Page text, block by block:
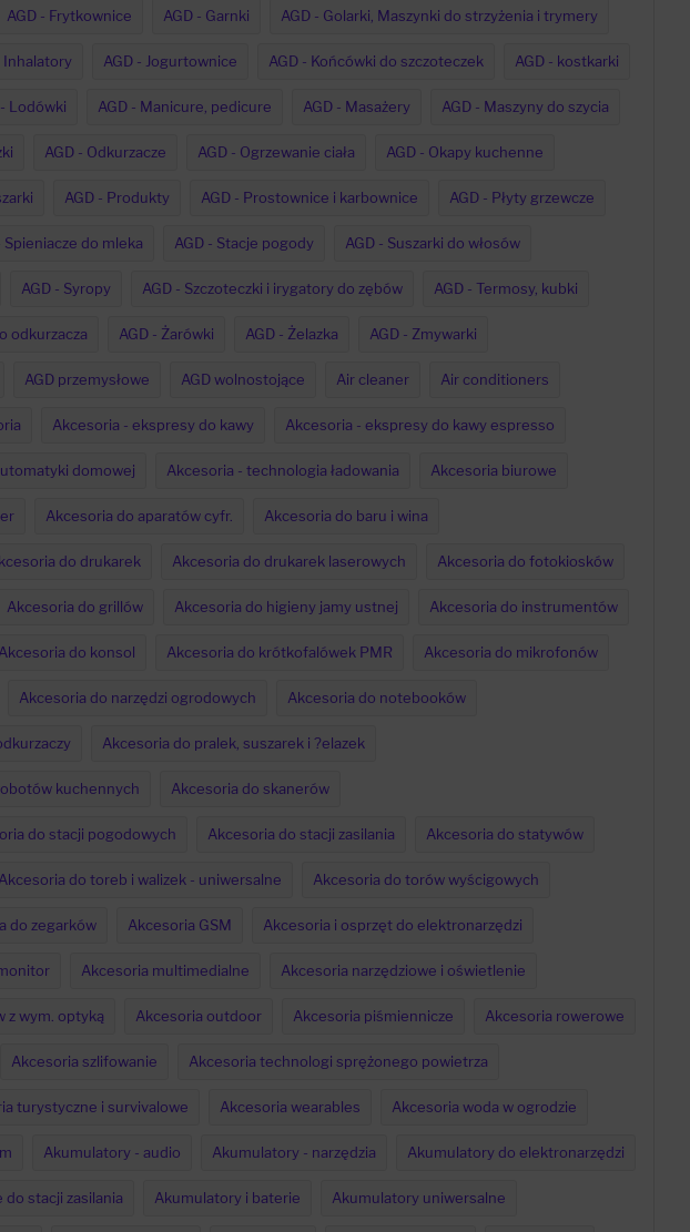
AGD - Frytkownice AGD - Garnki AGD - Golarki, Maszynki do strzyżenia i trymery
Inhalatory AGD - Jogurtownice AGD - Końcówki do szczoteczek AGD - kostkarki
Lodówki AGD - Manicure, pedicure AGD - Masażery AGD - Maszyny do szycia
AGD - Odkurzacze AGD - Ogrzewanie ciała AGD - Okapy kuchenne
AGD - Produkty AGD - Prostownice i karbownice AGD - Płyty grzewcze
Spieniacze do mleka AGD - Stacje pogody AGD - Suszarki do włosów
AGD - Syropy AGD - Szczoteczki i irygatory do zębów AGD - Termosy, kubki
odkurzacza AGD - Żarówki AGD - Żelazka AGD - Zmywarki
AGD przemysłowe AGD wolnostojące Air cleaner Air conditioners
Akcesoria - ekspresy do kawy Akcesoria - ekspresy do kawy espresso
domowej Akcesoria - technologia ładowania Akcesoria biurowe
Akcesoria do aparatów cyfr. Akcesoria do baru i wina
do drukarek Akcesoria do drukarek laserowych Akcesoria do fotokiosków
Akcesoria do grillów Akcesoria do higieny jamy ustnej Akcesoria do instrumentów
Akcesoria do konsol Akcesoria do krótkofalówek PMR Akcesoria do mikrofonów
Akcesoria do narzędzi ogrodowych Akcesoria do notebooków
Akcesoria do pralek, suszarek i ?elazek
kuchennych Akcesoria do skanerów
do stacji pogodowych Akcesoria do stacji zasilania Akcesoria do statywów
Akcesoria do toreb i walizek - uniwersalne Akcesoria do torów wyścigowych
do zegarków Akcesoria GSM Akcesoria i osprzęt do elektronarzędzi
Akcesoria multimedialne Akcesoria narzędziowe i oświetlenie
z wym. optyką Akcesoria outdoor Akcesoria piśmiennicze Akcesoria rowerowe
Akcesoria szlifowanie Akcesoria technologi sprężonego powietrza
turystyczne i survivalowe Akcesoria wearables Akcesoria woda w ogrodzie
Akumulatory - audio Akumulatory - narzędzia Akumulatory do elektronarzędzi
stacji zasilania Akumulatory i baterie Akumulatory uniwersalne